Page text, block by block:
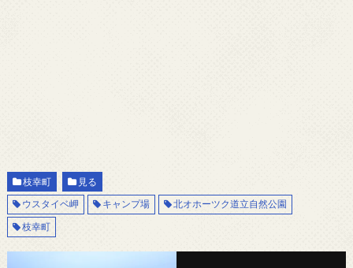
枝幸町
見る
ウスタイベ岬
キャンプ場
北オホーツク道立自然公園
枝幸町